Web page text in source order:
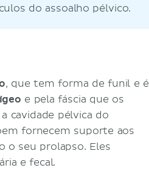
do assoalho pélvico.
, que tem forma de funil e é
e pela fáscia que os
cavidade pélvica do
fornecem suporte aos
o seu prolapso. Eles
e fecal.